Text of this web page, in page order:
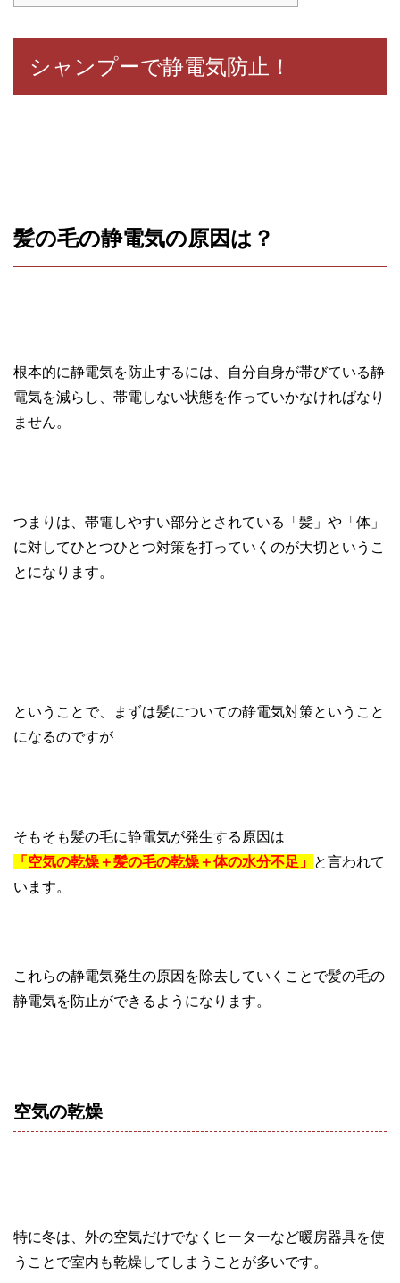
シャンプーで静電気防止！
髪の毛の静電気の原因は？
根本的に静電気を防止するには、自分自身が帯びている静
電気を減らし、帯電しない状態を作っていかなければなり
ません。
つまりは、帯電しやすい部分とされている「髪」や「体」
に対してひとつひとつ対策を打っていくのが大切というこ
とになります。
ということで、まずは髪についての静電気対策ということ
になるのですが
そもそも髪の毛に静電気が発生する原因は
「空気の乾燥＋髪の毛の乾燥＋体の水分不足」 と言われて
います。
これらの静電気発生の原因を除去していくことで髪の毛の
静電気を防止ができるようになります。
空気の乾燥
特に冬は、外の空気だけでなくヒーターなど暖房器具を使
うことで室内も乾燥してしまうことが多いです。